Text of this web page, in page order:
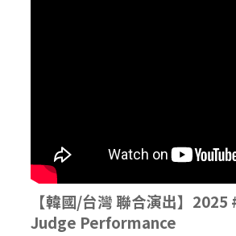
【韓國/台灣 聯合演出】2025
Judge Performance